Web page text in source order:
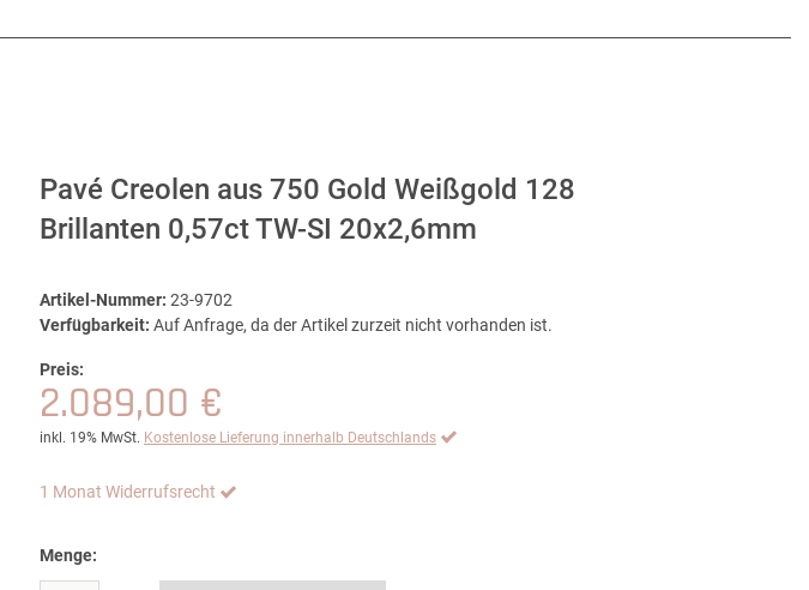
Pavé Creolen aus 750 Gold Weißgold 128
Brillanten 0,57ct TW-SI 20x2,6mm
Artikel-Nummer: 23-9702
Verfügbarkeit: Auf Anfrage, da der Artikel zurzeit nicht vorhanden ist.
Preis:
2.089,00 €
inkl. 19% MwSt. Kostenlose Lieferung innerhalb Deutschlands
1 Monat Widerrufsrecht
Menge: